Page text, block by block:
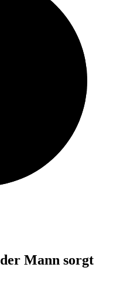
Mann sorgt